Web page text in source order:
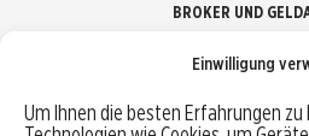
Einwilligung
Um Ihnen die besten Erfahrungen
BROKER UND